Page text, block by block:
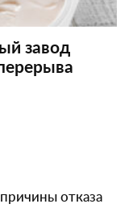
завод
отказа